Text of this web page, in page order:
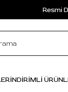
Resmi
İNDİRİMLİ